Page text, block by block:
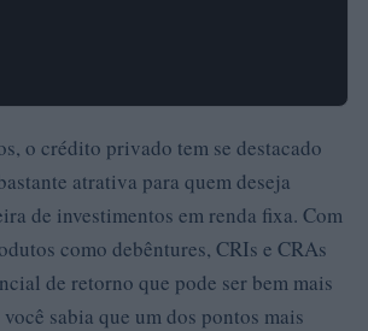
o crédito privado tem se destacado
atrativa para quem deseja
de investimentos em renda fixa. Com
como debêntures, CRIs e CRAs
de retorno que pode ser bem mais
sabia que um dos pontos mais